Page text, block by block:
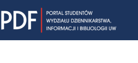
to
content